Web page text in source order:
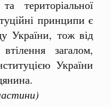
територіальної
принципи є
України, тож від
загалом,
України